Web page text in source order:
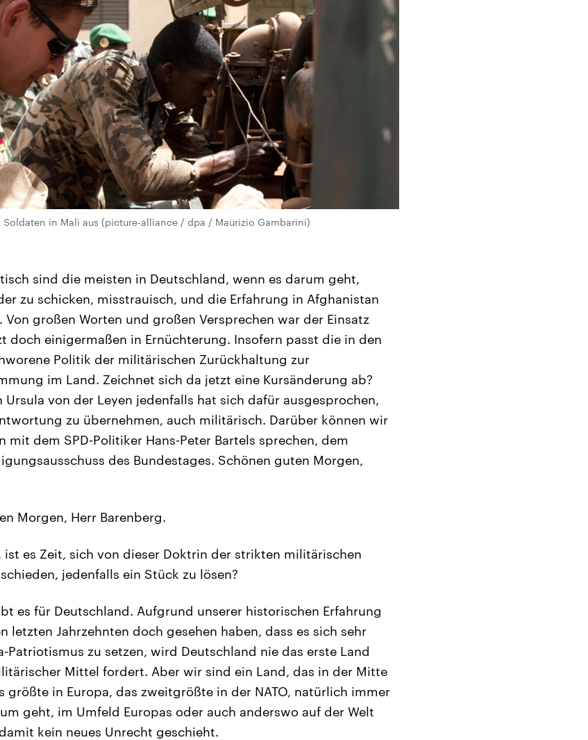
in Mali aus (picture-alliance / dpa / Maurizio Gambarini)
sind die meisten in Deutschland, wenn es darum geht,
zu schicken, misstrauisch, und die Erfahrung in Afghanistan
großen Worten und großen Versprechen war der Einsatz
doch einigermaßen in Ernüchterung. Insofern passt die in den
Politik der militärischen Zurückhaltung zur
im Land. Zeichnet sich da jetzt eine Kursänderung ab?
von der Leyen jedenfalls hat sich dafür ausgesprochen,
zu übernehmen, auch militärisch. Darüber können wir
mit dem SPD-Politiker Hans-Peter Bartels sprechen, dem
des Bundestages. Schönen guten Morgen,
Morgen, Herr Barenberg.
ist es Zeit, sich von dieser Doktrin der strikten militärischen
jedenfalls ein Stück zu lösen?
es für Deutschland. Aufgrund unserer historischen Erfahrung
letzten Jahrzehnten doch gesehen haben, dass es sich sehr
Patriotismus zu setzen, wird Deutschland nie das erste Land
Mittel fordert. Aber wir sind ein Land, das in der Mitte
größte in Europa, das zweitgrößte in der NATO, natürlich immer
geht, im Umfeld Europas oder auch anderswo auf der Welt
kein neues Unrecht geschieht.